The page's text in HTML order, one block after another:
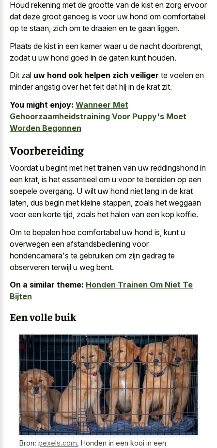
Houd rekening met de grootte van de kist en zorg ervoor
dat deze groot genoeg is voor uw hond om comfortabel
op te staan, zich om te draaien en te gaan liggen.
Plaats de kist in een kamer waar u de nacht doorbrengt,
zodat u uw hond goed in de gaten kunt houden.
Dit zal uw hond ook helpen zich veiliger te voelen en
minder angstig over het feit dat hij in de krat zit.
You might enjoy: Wanneer Met
Gehoorzaamheidstraining Voor Puppy's Moet
Worden Begonnen
Voorbereiding
Voordat u begint met het trainen van uw reddingshond in
een krat, is het essentieel om u voor te bereiden op een
soepele overgang. U wilt uw hond niet lang in de krat
laten, dus begin met kleine stappen, zoals het weggaan
voor een korte tijd, zoals het halen van een kop koffie.
Om te bepalen hoe comfortabel uw hond is, kunt u
overwegen een afstandsbediening voor
hondencamera's te gebruiken om zijn gedrag te
observeren terwijl u weg bent.
On a similar theme: Honden Trainen Om Niet Te
Bijten
Een volle buik
Bron: pexels.com Honden in een kooi in een